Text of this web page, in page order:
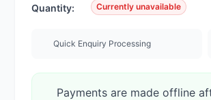
Quantity: Currently unavailable
Quick Enquiry Processing
Payments are made offline